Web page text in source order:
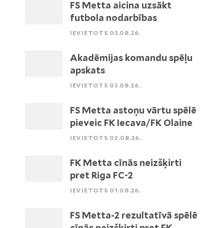
FS Metta aicina uzsākt
futbola nodarbības
IEVIETOTS 03.08.26.
Akadēmijas komandu spēļu
apskats
IEVIETOTS 03.08.26.
FS Metta astoņu vārtu spēlē
pieveic FK Iecava/FK Olaine
IEVIETOTS 02.08.26.
FK Metta cīnās neizšķirti
pret Riga FC-2
IEVIETOTS 01.08.26.
FS Metta-2 rezultatīvā spēlē